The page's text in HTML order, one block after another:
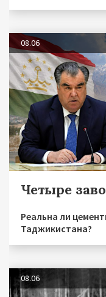
08.06
Четыре
Реальна ли
Таджикистана?
08.06